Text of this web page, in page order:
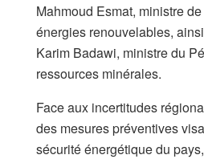
Mahmoud Esmat, ministre
énergies renouvelables,
Karim Badawi, ministre du
ressources minérales.
Face aux incertitudes
des mesures préventives
sécurité énergétique du